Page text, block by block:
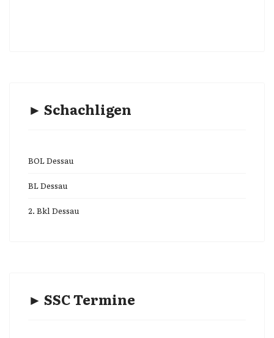
► Schachligen
BOL Dessau
BL Dessau
2. Bkl Dessau
► SSC Termine